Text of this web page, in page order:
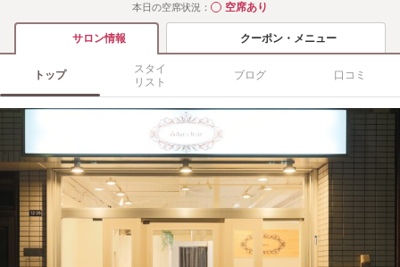
本日の空席状況： ◯空席あり
サロン情報 クーポン・メニュー
トップ
スタイ
リスト
ブログ 口コミ